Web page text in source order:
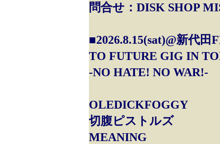
問合せ：DISK SHOP
■2026.8.15(sat)@新代田
TO FUTURE GIG IN
-NO HATE! NO WAR!-
OLEDICKFOGGY
切腹ピストルズ
MEANING